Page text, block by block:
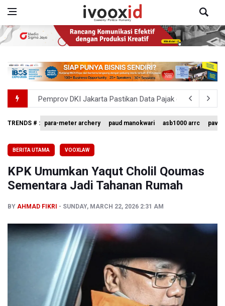
Pemprov DKI Jakarta Pastikan Data Pajak dan Aset
Pertumbuhan Ekonomi 5,3 Persen Belum Cukup
BNPB Minta Pemprov Kalimantan Barat Tinjau Kembali
Kemensos Targetkan 150 Ribu Siswa Masuk Program
TRENDS # : para-meter archery paud manokwari asb1000 arrc
BERITA UTAMA VOOXLAW
KPK Umumkan Yaqut Cholil Qoumas
Sementara Jadi Tahanan Rumah
BY AHMAD FIKRI SUNDAY, MARCH 22, 2026 2:31 AM